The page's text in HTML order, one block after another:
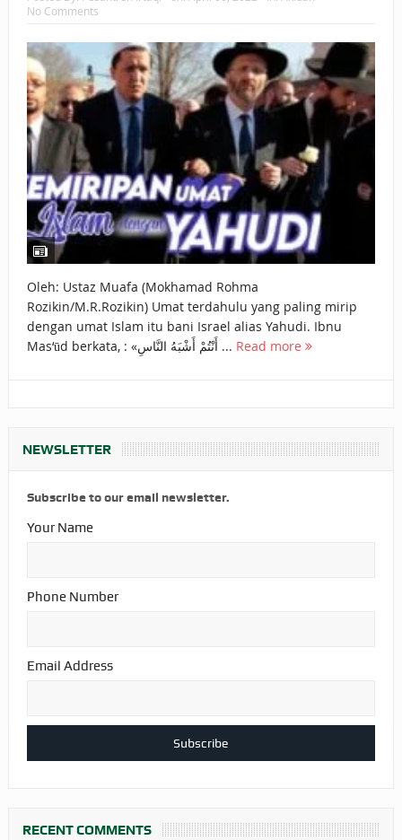
UANG HARAM BISA MENJADI HALAL JIKA SEBAB
KEPEMILIKANNYA BERUBAH
ISTIDLAL BATIL VS ISTIDLAL SYAR’I
BAHASA CINTA KARENA ALLAH
HUKUM MEMBAYAR ZAKAT DENGAN CARA MENGANGSUR
HUKUM MEMBAYAR ZAKAT KEPADA KERABAT SENDIRI
No Comments
Oleh: Ustaz Muafa (Mokhamad Rohma
Rozikin/M.R.Rozikin) Umat terdahulu yang paling mirip
dengan umat Islam itu bani Israel alias Yahudi. Ibnu
Mas‘ūd berkata, : «أَنْتُمْ ‌أَشْبَهُ ‌النَّاسِ ‌... Read more
NEWSLETTER
Subscribe to our email newsletter.
Your Name
Phone Number
Email Address
RECENT COMMENTS